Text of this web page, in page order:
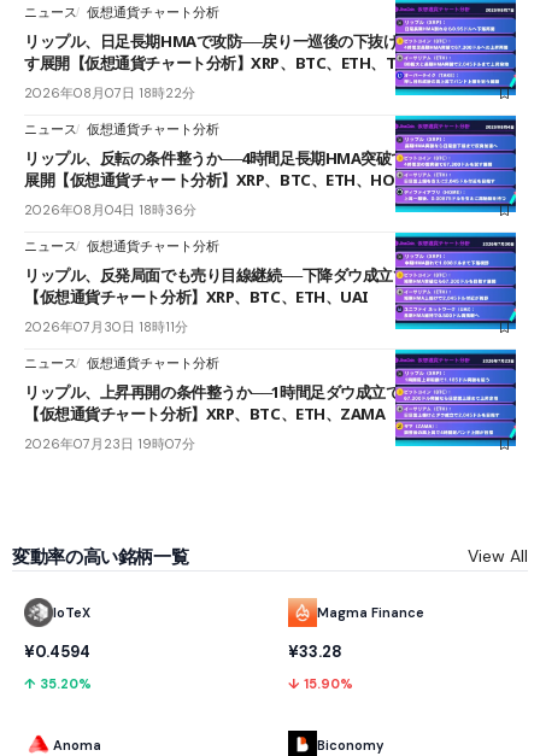
ニュース 仮想通貨チャート分析
リップル、日足長期HMAで攻防──戻り一巡後の下抜けで0.95ドルを試
す展開【仮想通貨チャート分析】XRP、BTC、ETH、TAKE
2026年08月07日 18時22分
ニュース 仮想通貨チャート分析
リップル、反転の条件整うか──4時間足長期HMA突破で雲下端を目指す
展開【仮想通貨チャート分析】XRP、BTC、ETH、HOME
2026年08月04日 18時36分
ニュース 仮想通貨チャート分析
リップル、反発局面でも売り目線継続──下降ダウ成立で下値追う展開
【仮想通貨チャート分析】XRP、BTC、ETH、UAI
2026年07月30日 18時11分
ニュース 仮想通貨チャート分析
リップル、上昇再開の条件整うか──1時間足ダウ成立で1.185ドルを狙う
【仮想通貨チャート分析】XRP、BTC、ETH、ZAMA
2026年07月23日 19時07分
変動率の高い銘柄一覧 View All
IoTeX
¥0.4594
↑ 35.20%
Anoma
Magma Finance
¥33.28
↓ 15.90%
Biconomy